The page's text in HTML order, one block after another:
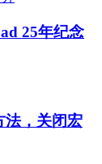
25年纪念
法，关闭宏